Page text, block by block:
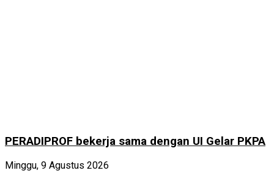
PERADIPROF bekerja sama dengan UI Gelar PKPA
Minggu, 9 Agustus 2026